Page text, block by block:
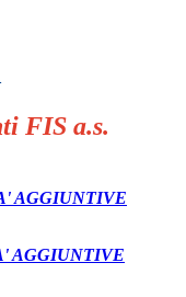
FIS a.s.
AGGIUNTIVE
AGGIUNTIVE